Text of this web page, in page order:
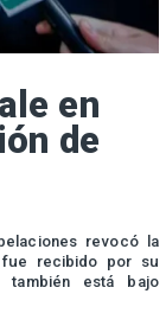
en
de
revocó la
fue recibido por su
también está bajo